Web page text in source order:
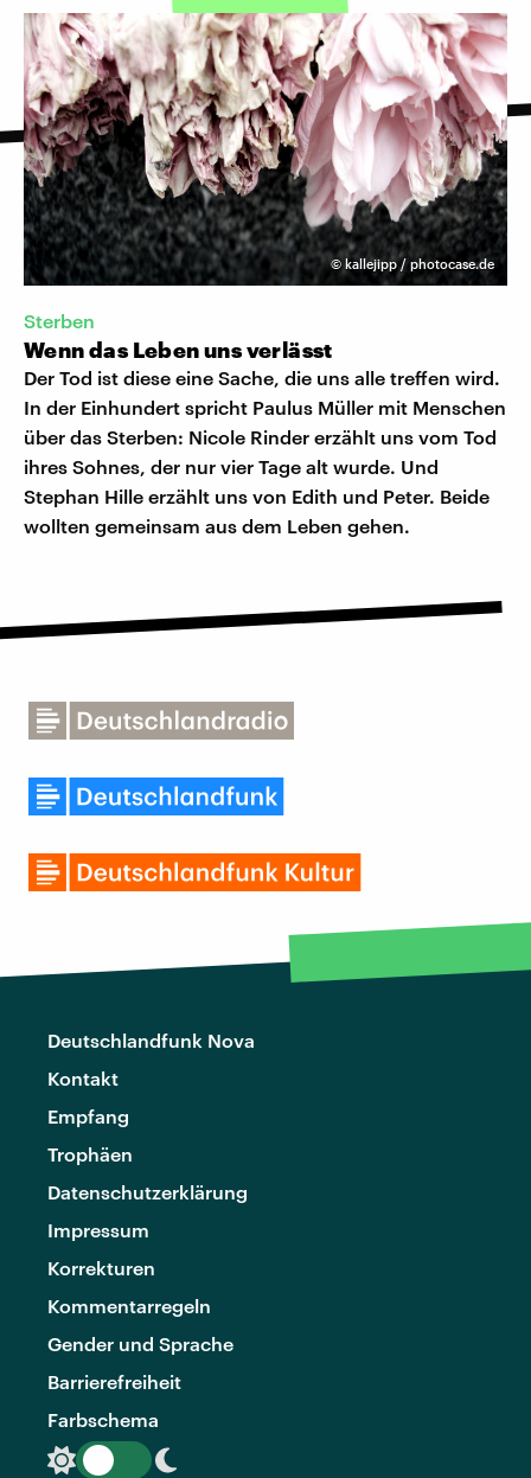
© kallejipp / photocase.de
Sterben
Wenn das Leben uns verlässt
Der Tod ist diese eine Sache, die uns alle treffen wird.
In der Einhundert spricht Paulus Müller mit Menschen
über das Sterben: Nicole Rinder erzählt uns vom Tod
ihres Sohnes, der nur vier Tage alt wurde. Und
Stephan Hille erzählt uns von Edith und Peter. Beide
wollten gemeinsam aus dem Leben gehen.
Deutschlandfunk Nova
Kontakt
Empfang
Trophäen
Datenschutzerklärung
Impressum
Korrekturen
Kommentarregeln
Gender und Sprache
Barrierefreiheit
Farbschema